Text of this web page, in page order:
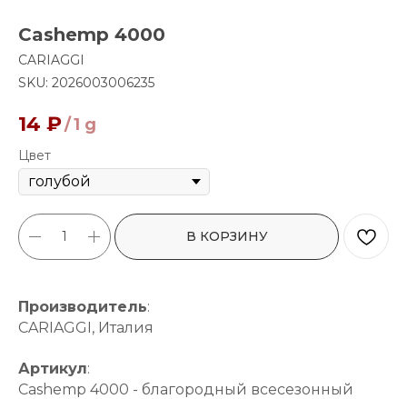
Cashemp 4000
CARIAGGI
SKU: 2026003006235
14 ₽/1 g
Цвет
В КОРЗИНУ
Производитель:
CARIAGGI, Италия
Артикул:
Cashemp 4000 - благородный всесезонный